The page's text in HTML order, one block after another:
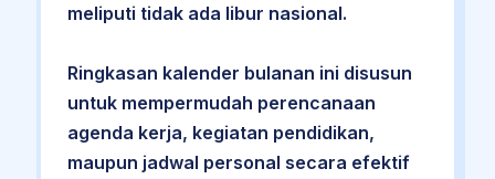
meliputi tidak ada libur nasional.
Ringkasan kalender bulanan ini disusun
untuk mempermudah perencanaan
agenda kerja, kegiatan pendidikan,
maupun jadwal personal secara efektif